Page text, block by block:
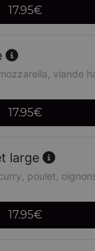
17.95€
viande
17.95€
large
poulet,
17.95€